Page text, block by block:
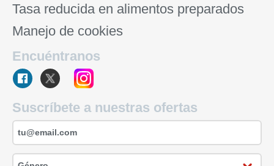
Tasa reducida en alimentos preparados
Manejo de cookies
Encuéntranos
Suscríbete a nuestras ofertas